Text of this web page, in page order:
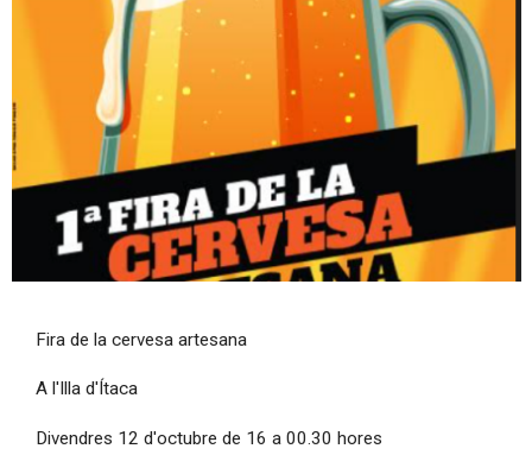
Fira de la cervesa artesana
A l'Illa d'Ítaca
Divendres 12 d'octubre de 16 a 00.30 hores